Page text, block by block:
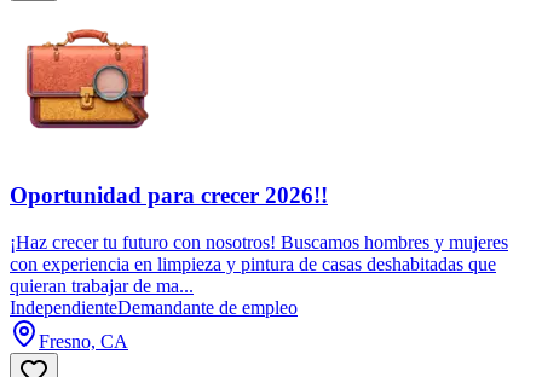
Oportunidad para crecer 2026!!
¡Haz crecer tu futuro con nosotros! Buscamos hombres y mujeres
con experiencia en limpieza y pintura de casas deshabitadas que
quieran trabajar de ma...
IndependienteDemandante de empleo
Fresno, CA